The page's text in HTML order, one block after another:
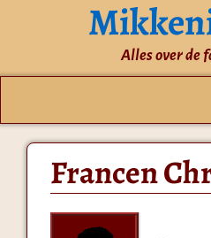
Alles over de
Francen